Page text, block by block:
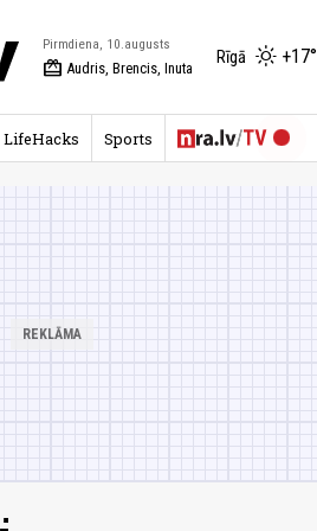
Pirmdiena, 10.augusts
redeem Audris, Brencis, Inuta
Rīgā +17°
LifeHacks Sports